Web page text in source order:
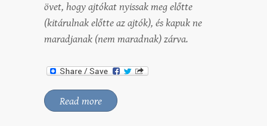
övet, hogy ajtókat nyissak meg előtte
(kitárulnak előtte az ajtók), és kapuk ne
maradjanak (nem maradnak) zárva.
Read more